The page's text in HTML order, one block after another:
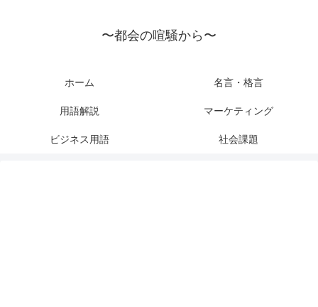
〜都会の喧騒から〜
ホーム 名言・格言
用語解説 マーケティング
ビジネス用語 社会課題